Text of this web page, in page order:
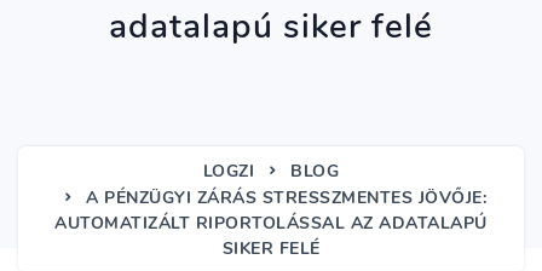
adatalapú siker felé
LOGZI
BLOG
A PÉNZÜGYI ZÁRÁS STRESSZMENTES JÖVŐJE:
AUTOMATIZÁLT RIPORTOLÁSSAL AZ ADATALAPÚ
SIKER FELÉ